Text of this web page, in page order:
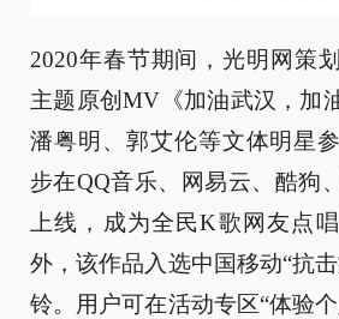
2020年春节期间，光明网策
主题原创MV《加油武汉，加
潘粤明、郭艾伦等文体明星
步在QQ音乐、网易云、酷狗
上线，成为全民K歌网友点
外，该作品入选中国移动“抗
铃。用户可在活动专区“体验